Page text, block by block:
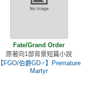
Fate/Grand Order
原著向1部背景短篇小說
【FGO/伯爵GD♂】Premature
Martyr